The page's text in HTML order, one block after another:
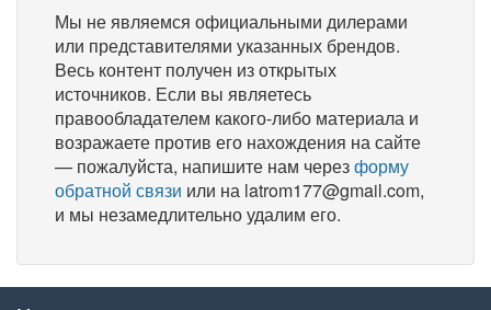
Мы не являемся официальными дилерами
или представителями указанных брендов.
Весь контент получен из открытых
источников. Если вы являетесь
правообладателем какого-либо материала и
возражаете против его нахождения на сайте
— пожалуйста, напишите нам черезформу
обратной связи или на latrom177@gmail.com,
и мы незамедлительно удалим его.